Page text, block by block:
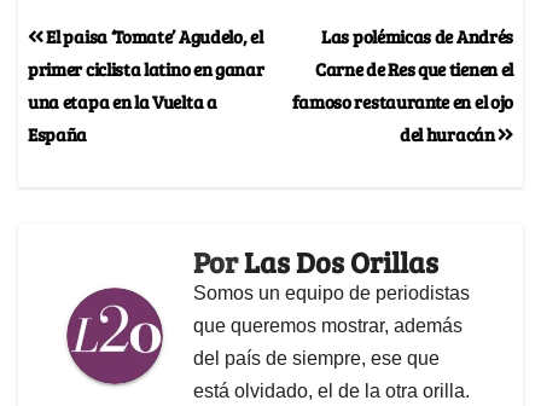
Las polémicas de Andrés
Carne de Res que tienen el
famoso restaurante en el ojo
del huracán
El paisa ‘Tomate’ Agudelo, el
primer ciclista latino en ganar
una etapa en la Vuelta a
España
PorLas Dos Orillas
Somos un equipo de periodistas
que queremos mostrar, además
del país de siempre, ese que
está olvidado, el de la otra orilla.